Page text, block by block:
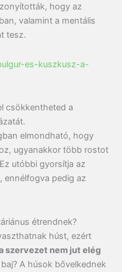
hogy az
valamint a mentális
tesz.
es-kuszkusz-a-
csökkentheted a
elmondható, hogy
ugyanakkor több rostot
utóbbi gyorsítja az
ennélfogva pedig az
étrendnek?
húst, ezért
szervezet nem jut elég
A húsok bővelkednek